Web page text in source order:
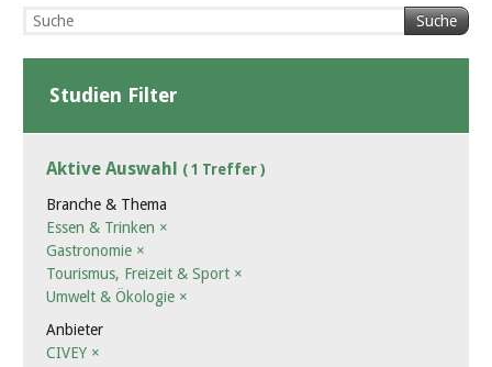
Suche
Studien Filter
Aktive Auswahl ( 1 Treffer )
Branche & Thema
Essen & Trinken ×
Gastronomie ×
Tourismus, Freizeit & Sport ×
Umwelt & Ökologie ×
Anbieter
CIVEY ×